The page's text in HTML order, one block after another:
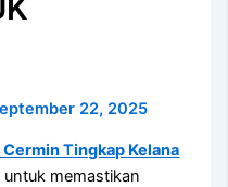
22, 2025
Tingkap Kelana
memastikan